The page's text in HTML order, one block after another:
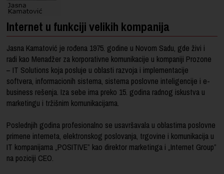
Internet u funkciji velikih kompanija
Jasna Kamatović je rođena 1975. godine u Novom Sadu, gde živi i
radi kao Menadžer za korporativne komunikacije u kompaniji Prozone
– IT Solutions koja posluje u oblasti razvoja i implementacije
softvera, informacionih sistema, sistema poslovne inteligencije i e-
business rešenja. Iza sebe ima preko 15. godina radnog iskustva u
marketingu i tržišnim komunikacijama.
Poslednjih godina profesionalno se usavršavala u oblastima poslovne
primene interneta, elektronskog poslovanja, trgovine i komunikacija u
IT kompanijama „POSITIVE” kao direktor marketinga i „Internet Group”
na poziciji CEO.